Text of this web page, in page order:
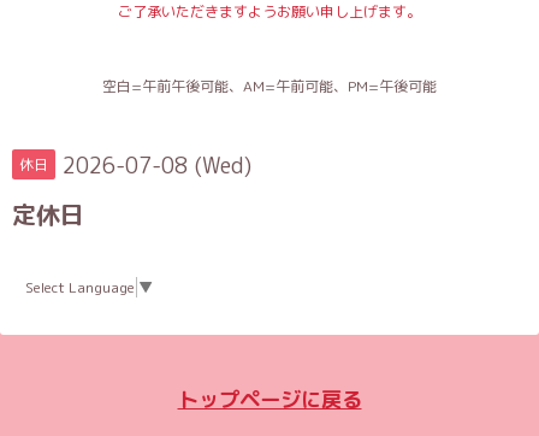
ご了承いただきますようお願い申し上げます。
空白=午前午後可能、AM=午前可能、PM=午後可能
休日 2026-07-08 (Wed)
定休日
Select Language ▼
トップページに戻る